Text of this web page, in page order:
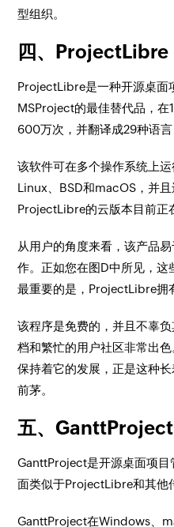
型组织。
四、ProjectLibre
ProjectLibre是一种开源桌面
MSProject的最佳替代品，
600万次，并翻译成29种语言
该软件可在多个操作系统上
Linux、BSD和macOS，并
ProjectLibre的云版本目前正
从用户的角度来看，该产品
作。正如您在图D中所见，
最重要的是，ProjectLibre拥
该程序是免费的，并且不辜
档和繁忙的用户社区非常出
保持着它的发展，正是这种
前茅。
五、GanttProject
GanttProject是开源桌面项目
面类似于ProjectLibre和其他
GanttProject在Windows、